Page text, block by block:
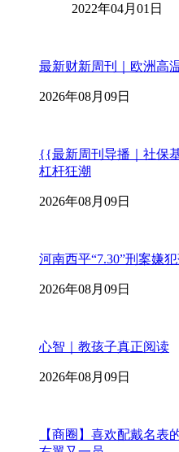
2022年04月01日
最新财新周刊｜欧洲高
2026年08月09日
{{最新周刊导播｜社保
杠杆狂潮
2026年08月09日
河南西平“7.30”刑案嫌犯
2026年08月09日
心智｜教孩子真正阅读
2026年08月09日
【商圈】喜欢配戴名表